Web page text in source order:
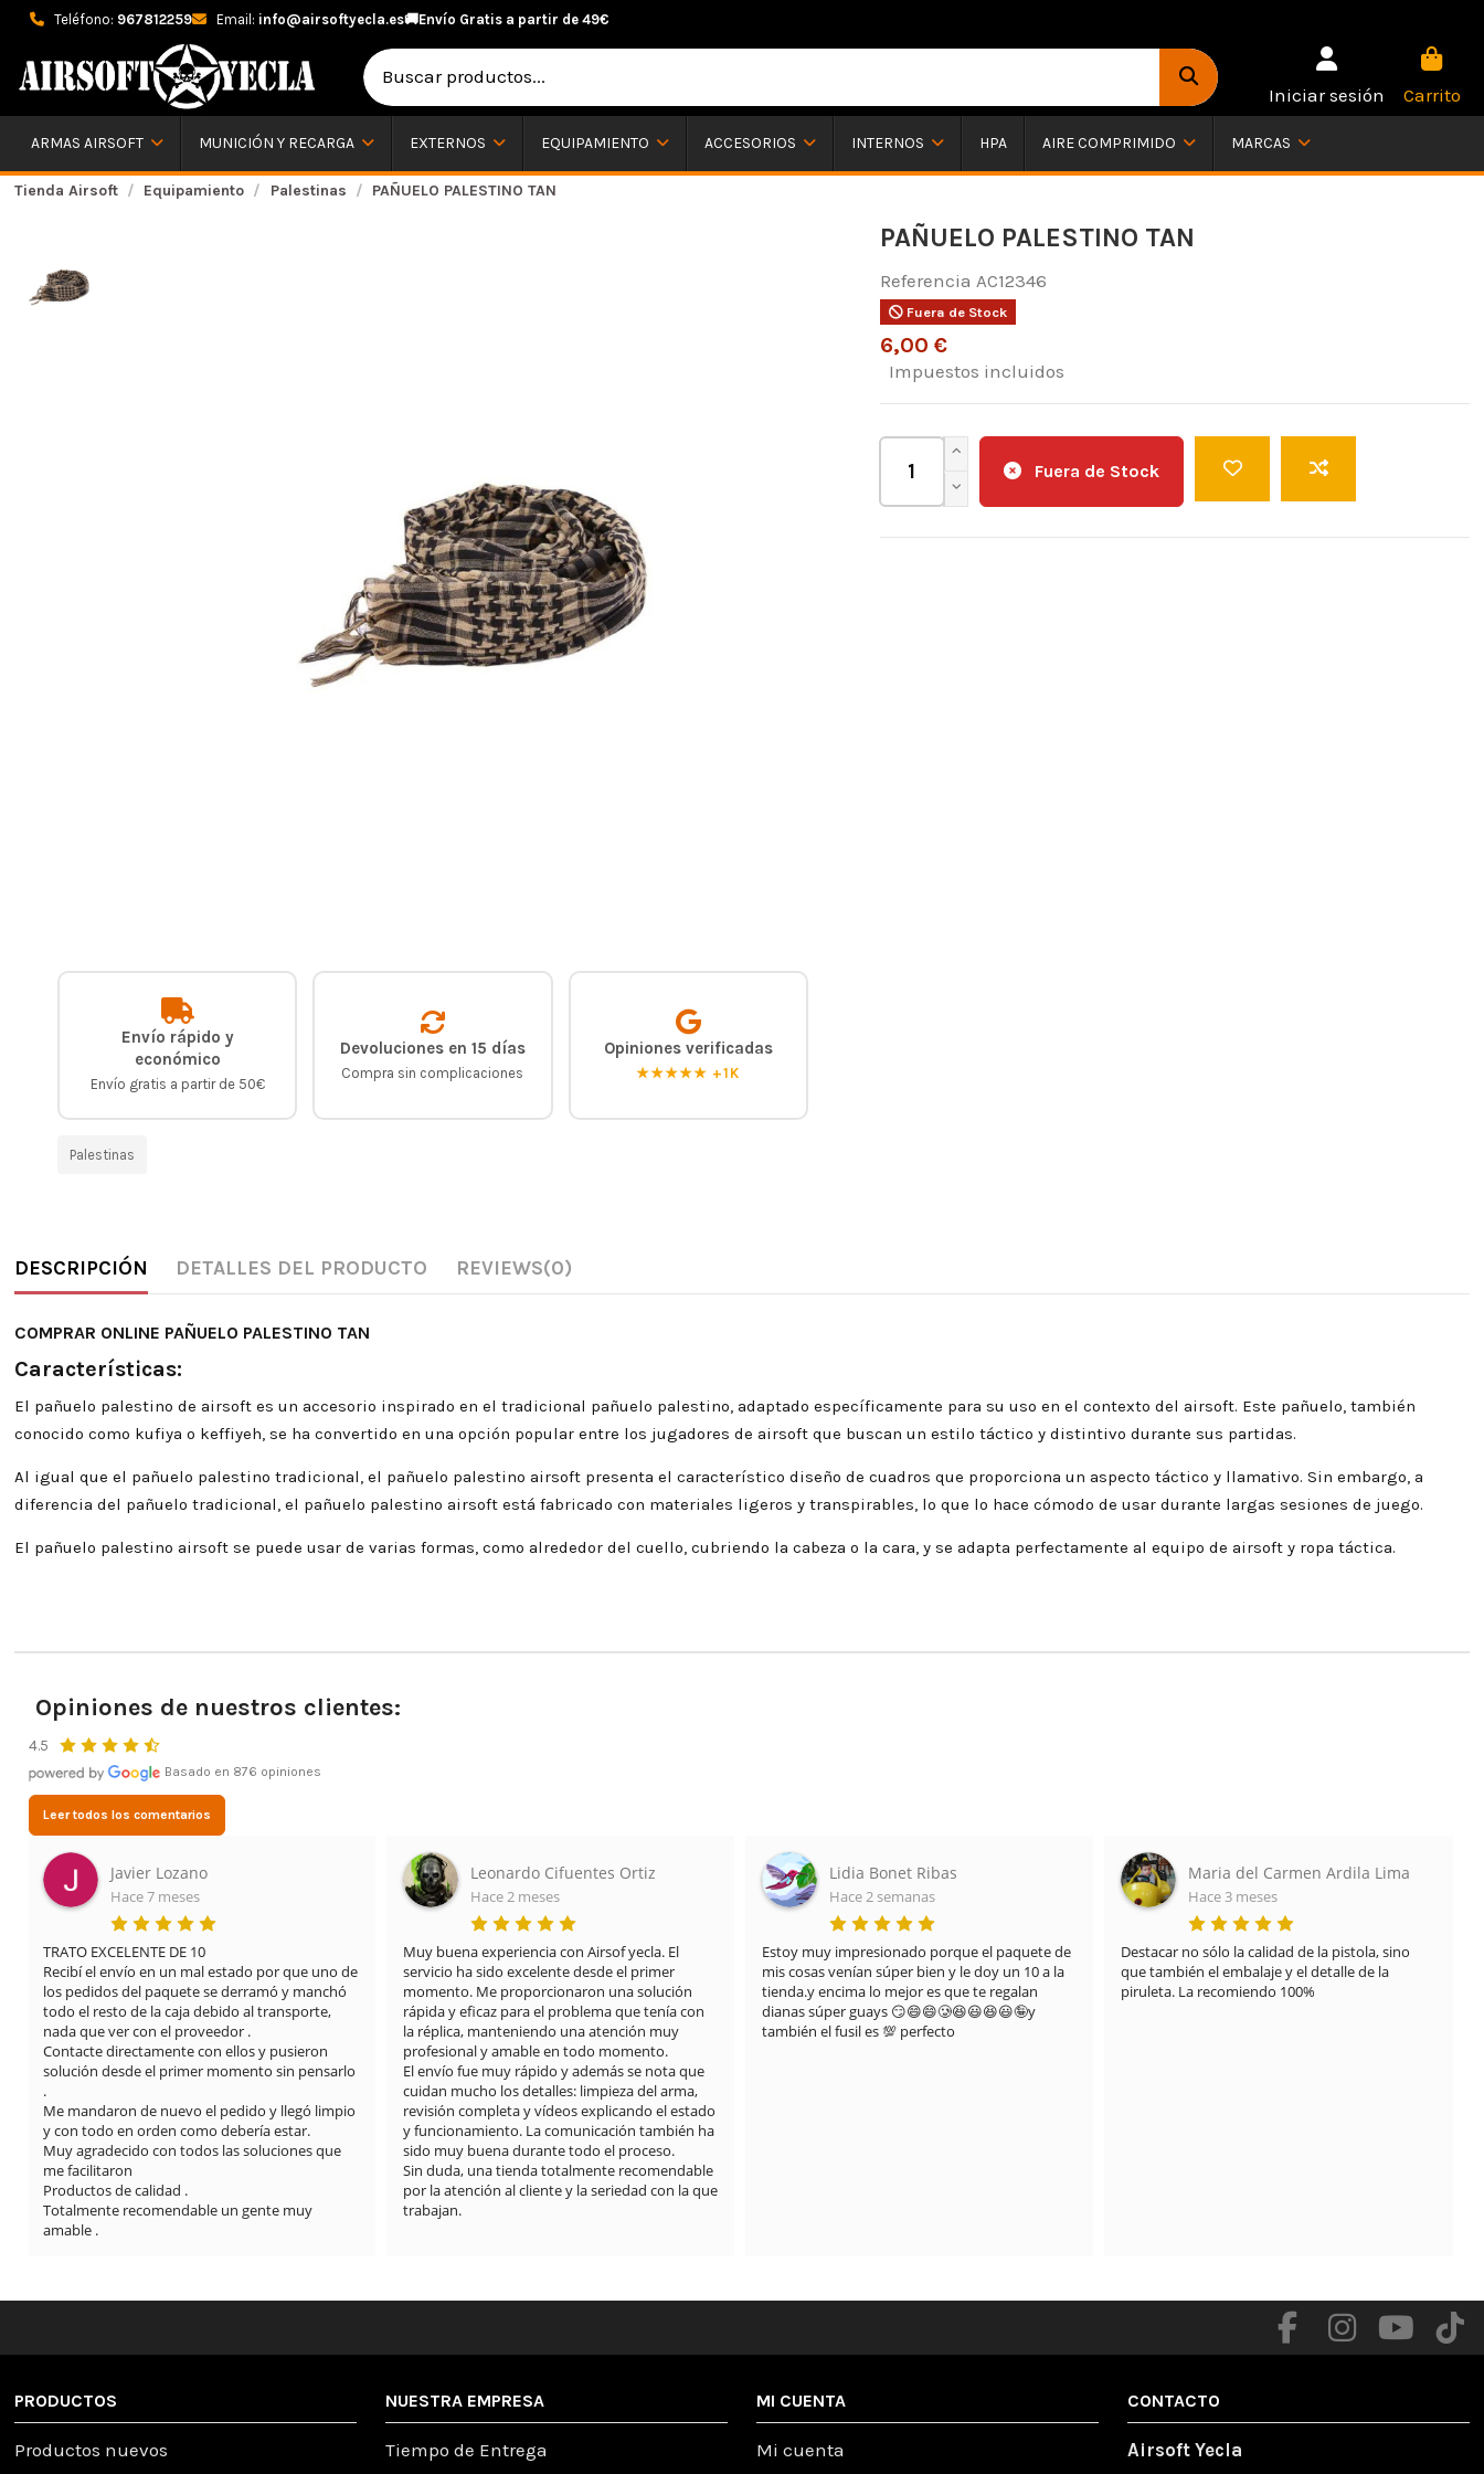
Teléfono: 967812259 Email: info@airsoftyecla.es🚚Envío Gratis a partir de 49€
Iniciar sesión Carrito
ARMAS AIRSOFT MUNICIÓN Y RECARGA EXTERNOS EQUIPAMIENTO ACCESORIOS INTERNOS HPA AIRE COMPRIMIDO MARCAS
Tienda Airsoft Equipamiento Palestinas PAÑUELO PALESTINO TAN
Envío rápido y
económico
Envío gratis a partir de 50€
Devoluciones en 15 días
Compra sin complicaciones
Opiniones verificadas
★★★★★ +1K
Palestinas
PAÑUELO PALESTINO TAN
Referencia AC12346
Fuera de Stock
6,00 €
Impuestos incluidos
Fuera de Stock
DESCRIPCIÓN DETALLES DEL PRODUCTO REVIEWS(0)
COMPRAR ONLINE PAÑUELO PALESTINO TAN
Características:
El pañuelo palestino de airsoft es un accesorio inspirado en el tradicional pañuelo palestino, adaptado específicamente para su uso en el contexto del airsoft. Este pañuelo, también
conocido como kufiya o keffiyeh, se ha convertido en una opción popular entre los jugadores de airsoft que buscan un estilo táctico y distintivo durante sus partidas.
Al igual que el pañuelo palestino tradicional, el pañuelo palestino airsoft presenta el característico diseño de cuadros que proporciona un aspecto táctico y llamativo. Sin embargo, a
diferencia del pañuelo tradicional, el pañuelo palestino airsoft está fabricado con materiales ligeros y transpirables, lo que lo hace cómodo de usar durante largas sesiones de juego.
El pañuelo palestino airsoft se puede usar de varias formas, como alrededor del cuello, cubriendo la cabeza o la cara, y se adapta perfectamente al equipo de airsoft y ropa táctica.
Opiniones de nuestros clientes:
4.5
Basado en 876 opiniones
Leer todos los comentarios
Javier Lozano
Hace 7 meses
TRATO EXCELENTE DE 10
Recibí el envío en un mal estado por que uno de
los pedidos del paquete se derramó y manchó
todo el resto de la caja debido al transporte,
nada que ver con el proveedor .
Contacte directamente con ellos y pusieron
solución desde el primer momento sin pensarlo
.
Me mandaron de nuevo el pedido y llegó limpio
y con todo en orden como debería estar.
Muy agradecido con todos las soluciones que
me facilitaron
Productos de calidad .
Totalmente recomendable un gente muy
amable .
Leonardo Cifuentes Ortiz
Hace 2 meses
Muy buena experiencia con Airsof yecla. El
servicio ha sido excelente desde el primer
momento. Me proporcionaron una solución
rápida y eficaz para el problema que tenía con
la réplica, manteniendo una atención muy
profesional y amable en todo momento.
El envío fue muy rápido y además se nota que
cuidan mucho los detalles: limpieza del arma,
revisión completa y vídeos explicando el estado
y funcionamiento. La comunicación también ha
sido muy buena durante todo el proceso.
Sin duda, una tienda totalmente recomendable
por la atención al cliente y la seriedad con la que
trabajan.
Lidia Bonet Ribas
Hace 2 semanas
Estoy muy impresionado porque el paquete de
mis cosas venían súper bien y le doy un 10 a la
tienda.y encima lo mejor es que te regalan
dianas súper guays 😏😄😄🥲😆😃😆😃🤪y
también el fusil es 💯 perfecto
Maria del Carmen Ardila Lima
Hace 3 meses
Destacar no sólo la calidad de la pistola, sino
que también el embalaje y el detalle de la
piruleta. La recomiendo 100%
PRODUCTOS
Productos nuevos
NUESTRA EMPRESA
Tiempo de Entrega
MI CUENTA
Mi cuenta
CONTACTO
Airsoft Yecla